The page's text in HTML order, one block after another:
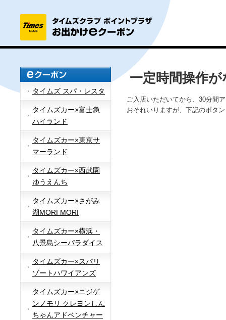
タイムズ スパ・レスタ
タイムズカー×富士急
ハイランド
タイムズカー×東京サ
マーランド
タイムズカー×西武園
ゆうえんち
タイムズカー×さがみ
湖MORI MORI
タイムズカー×横浜・
八景島シーパラダイス
タイムズカー×スパリ
ゾートハワイアンズ
タイムズカー×ニジゲ
ンノモリ クレヨンしん
ちゃんアドベンチャー
一定時間操作
ご入店いただいてから、30分間
おそれいりますが、下記のボタ